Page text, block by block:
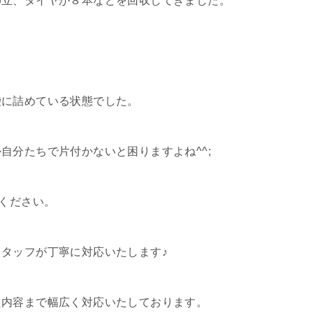
詰めている状態でした。
分たちで片付かないと困りますよね^^;
ださい。
ッフが丁寧に対応いたします♪
容まで幅広く対応いたしております。